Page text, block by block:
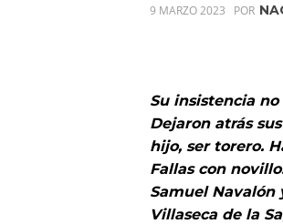
9 MARZO 2023 POR
Su insistencia
Dejaron atrás
hijo, ser torero.
Fallas con
Samuel Navalón
Villaseca de la